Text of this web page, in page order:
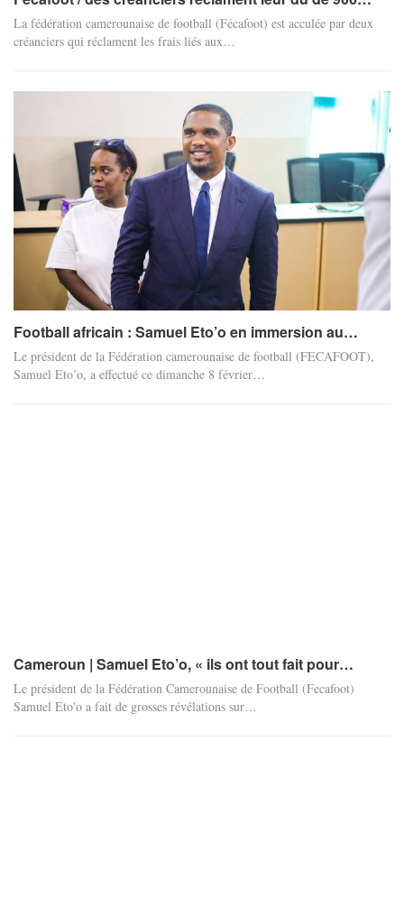
La fédération camerounaise de football (Fécafoot) est acculée par deux
créanciers qui réclament les frais liés aux…
Football africain : Samuel Eto’o en immersion au…
Le président de la Fédération camerounaise de football (FECAFOOT),
Samuel Eto’o, a effectué ce dimanche 8 février…
Cameroun | Samuel Eto’o, « ils ont tout fait pour…
Le président de la Fédération Camerounaise de Football (Fecafoot)
Samuel Eto'o a fait de grosses révélations sur…